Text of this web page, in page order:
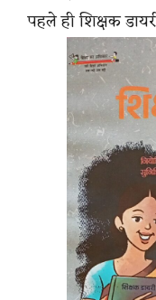
पहले ही शिक्षक